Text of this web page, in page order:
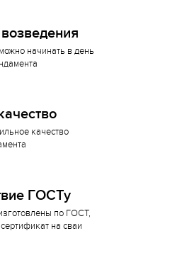
начинать в день
качество
ГОСТу
по ГОСТ,
на сваи